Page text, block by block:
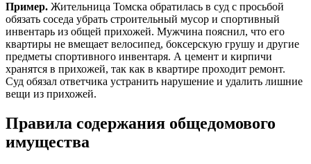
Пример. Жительница Томска обратилась в суд с просьбой
обязать соседа убрать строительный мусор и спортивный
инвентарь из общей прихожей. Мужчина пояснил, что его
квартиры не вмещает велосипед, боксерскую грушу и другие
предметы спортивного инвентаря. А цемент и кирпичи
хранятся в прихожей, так как в квартире проходит ремонт.
Суд обязал ответчика устранить нарушение и удалить лишние
вещи из прихожей.
Правила содержания общедомового
имущества